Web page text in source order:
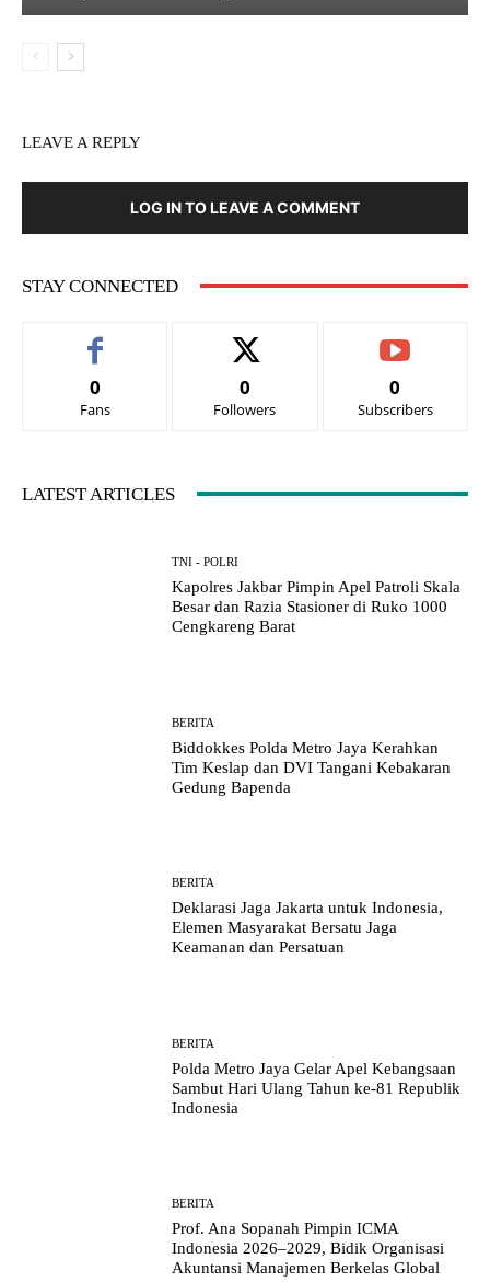
LEAVE A REPLY
LOG IN TO LEAVE A COMMENT
STAY CONNECTED
0
Fans
0
Followers
0
Subscribers
LATEST ARTICLES
TNI - POLRI
Kapolres Jakbar Pimpin Apel Patroli Skala
Besar dan Razia Stasioner di Ruko 1000
Cengkareng Barat
BERITA
Biddokkes Polda Metro Jaya Kerahkan
Tim Keslap dan DVI Tangani Kebakaran
Gedung Bapenda
BERITA
Deklarasi Jaga Jakarta untuk Indonesia,
Elemen Masyarakat Bersatu Jaga
Keamanan dan Persatuan
BERITA
Polda Metro Jaya Gelar Apel Kebangsaan
Sambut Hari Ulang Tahun ke-81 Republik
Indonesia
BERITA
Prof. Ana Sopanah Pimpin ICMA
Indonesia 2026–2029, Bidik Organisasi
Akuntansi Manajemen Berkelas Global